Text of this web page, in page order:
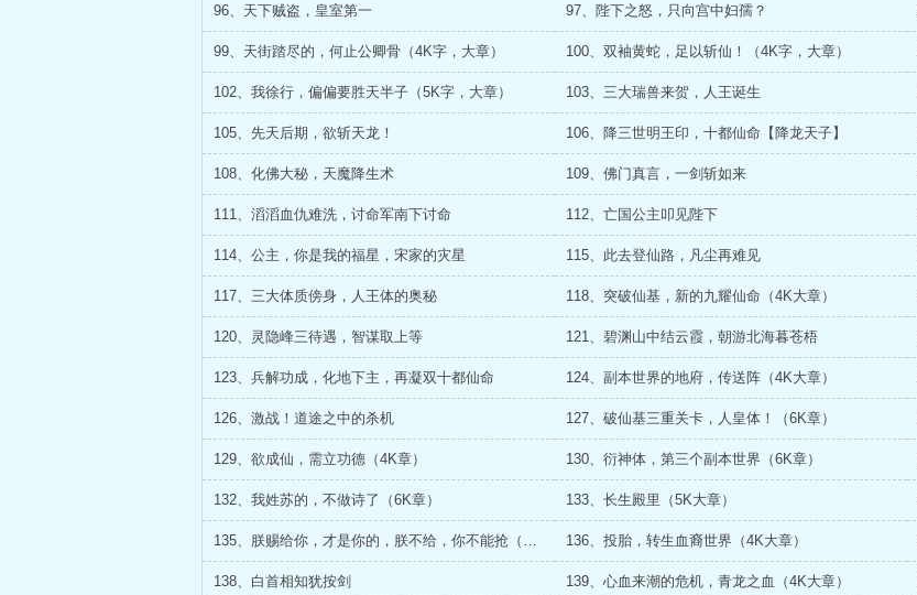
96、天下贼盗，皇室第一 97、陛下之怒，只向宫中妇孺？
99、天街踏尽的，何止公卿骨（4K字，大章） 100、双袖黄蛇，足以斩仙！（4K字，大章）
102、我徐行，偏偏要胜天半子（5K字，大章） 103、三大瑞兽来贺，人王诞生
105、先天后期，欲斩天龙！ 106、降三世明王印，十都仙命【降龙天子】
108、化佛大秘，天魔降生术 109、佛门真言，一剑斩如来
111、滔滔血仇难洗，讨命军南下讨命 112、亡国公主叩见陛下
114、公主，你是我的福星，宋家的灾星 115、此去登仙路，凡尘再难见
117、三大体质傍身，人王体的奥秘 118、突破仙基，新的九耀仙命（4K大章）
120、灵隐峰三待遇，智谋取上等 121、碧渊山中结云霞，朝游北海暮苍梧
123、兵解功成，化地下主，再凝双十都仙命 124、副本世界的地府，传送阵（4K大章）
126、激战！道途之中的杀机 127、破仙基三重关卡，人皇体！（6K章）
129、欲成仙，需立功德（4K章） 130、衍神体，第三个副本世界（6K章）
132、我姓苏的，不做诗了（6K章） 133、长生殿里（5K大章）
135、朕赐给你，才是你的，朕不给，你不能抢（4K大章） 136、投胎，转生血裔世界（4K大章）
138、白首相知犹按剑 139、心血来潮的危机，青龙之血（4K大章）